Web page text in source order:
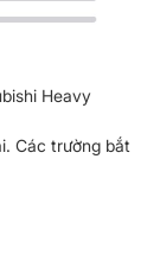
chếch để tối đa
lại máy, máy sẽ
Heavy
Các trường bắt